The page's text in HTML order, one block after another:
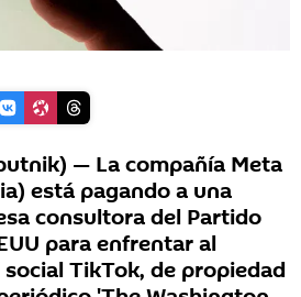
— La compañía Meta
está pagando a una
consultora del Partido
para enfrentar al
TikTok, de propiedad